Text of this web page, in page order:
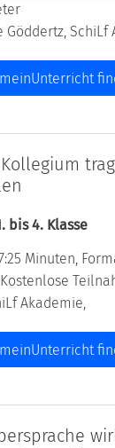
Göddertz, SchiLf
bis 4. Klasse
Minuten,
Akademie,